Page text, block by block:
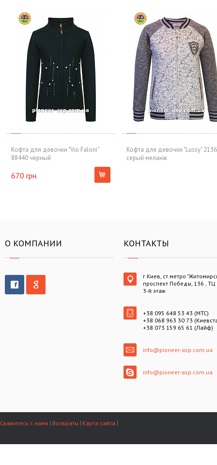
Кофта для девочки "Vio Faloni"
88440 черный
670 грн.
Кофта для девочки "Lussy" 2136
серый меланж
О КОМПАНИИ КОНТАКТЫ
г.Киев, ст.метро
проспект Победы, 136 , ТЦ
3-й этаж
+38 095 648 53 43 (МТС)
+38 068 963 30 73
+38 073 159 65 61 (Лайф)
info@pioneer-asp.com.ua
info@pioneer-asp.com.ua
Свяжитесь с нами Возвраты Карта сайта